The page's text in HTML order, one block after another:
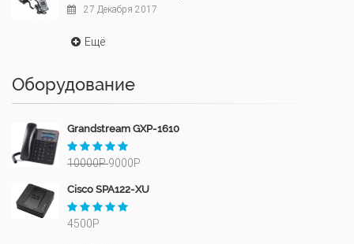
27 Декабря 2017
Ещё
Оборудование
Grandstream GXP-1610
10000Р9000Р
Cisco SPA122-XU
4500Р